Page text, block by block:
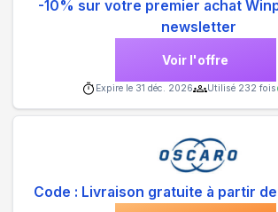
-10% sur votre premier achat
newsletter
Voir l'offre
Expire le 31 déc. 2026 Utilisé 232 fois
Code : Livraison gratuite à partir